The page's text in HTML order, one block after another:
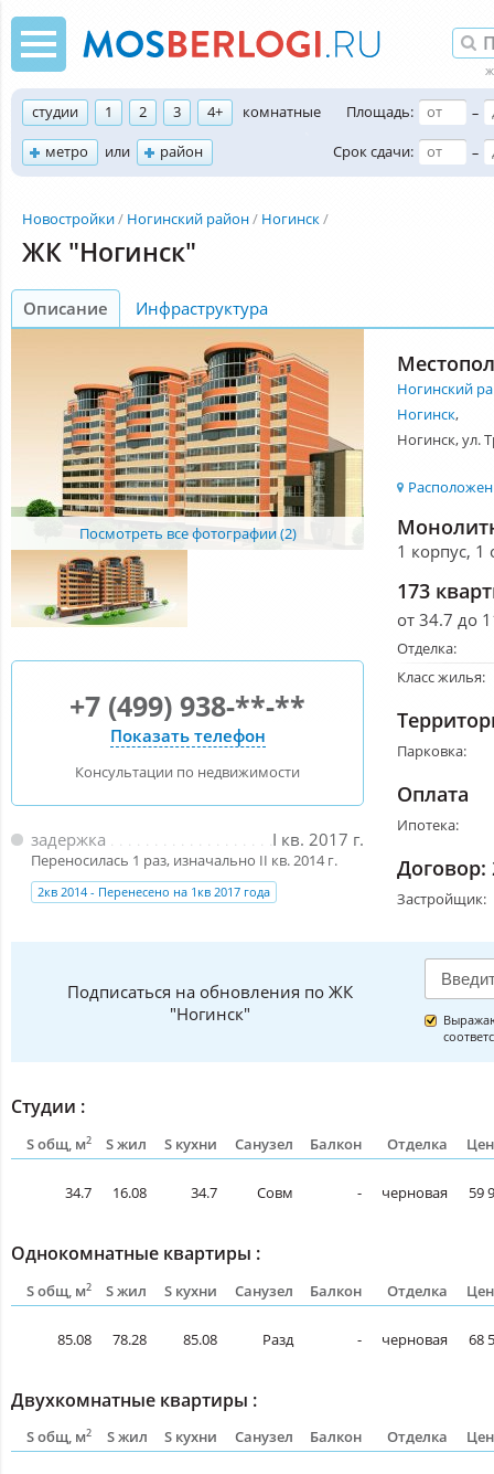
студии 1 2 3 4+
комнатные
метро
или район
Площадь:
–
Срок сдачи:
–
Новостройки Ногинский район Ногинск
ЖК "Ногинск"
Описание Инфраструктура
Посмотреть все фотографии (2)
+7 (499) 938-**-**
Показать телефон
Консультации по недвижимости
I кв. 2017 г.
задержка
Переносилась 1 раз, изначально II кв. 2014 г.
2кв 2014 - Перенесено на 1кв 2017 года
Ногинский
Ногинск,
Ногинск, ул.
1 корпус, 1
173
от 34.7 до
Отделка:
Класс жилья:
Парковка:
Оплата
Ипотека:
Договор:
Застройщик:
Подписаться на обновления по ЖК
"Ногинск"
Студии :
S общ, м2 S жил S кухни Санузел Балкон Отделка
34.7 16.08 34.7 Совм - черновая 59
Однокомнатные квартиры :
S общ, м2 S жил S кухни Санузел Балкон Отделка
85.08 78.28 85.08 Разд - черновая 68
Двухкомнатные квартиры :
S общ, м2 S жил S кухни Санузел Балкон Отделка